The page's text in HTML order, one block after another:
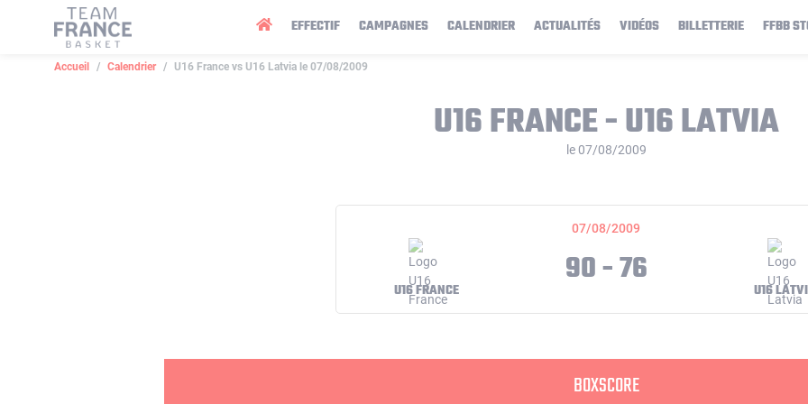
EFFECTIF CAMPAGNES CALENDRIER ACTUALITÉS VIDÉOS BILLETTERIE FFBB
Accueil Calendrier U16 France vs U16 Latvia le 07/08/2009
U16 FRANCE - U16 LATVIA
le 07/08/2009
07/08/2009
U16 FRANCE 90 - 76 U16
BOXSCORE
Panneau de gestion des cookies